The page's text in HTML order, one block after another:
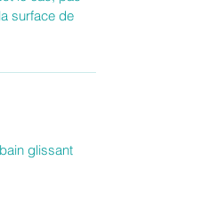
surface de
glissant